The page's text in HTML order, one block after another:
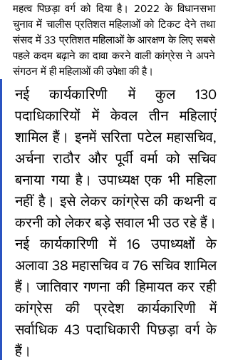
महत्व पिछड़ा वर्ग को दिया है। 2022 के विधानसभा
चुनाव में चालीस प्रतिशत महिलाओं को टिकट देने तथा
संसद में 33 प्रतिशत महिलाओं के आरक्षण के लिए सबसे
पहले कदम बढ़ाने का दावा करने वाली कांग्रेस ने अपने
संगठन में ही महिलाओं की उपेक्षा की है।
नई कार्यकारिणी में कुल 130
पदाधिकारियों में केवल तीन महिलाएं
शामिल हैं। इनमें सरिता पटेल महासचिव,
अर्चना राठौर और पूर्वी वर्मा को सचिव
बनाया गया है। उपाध्यक्ष एक भी महिला
नहीं है। इसे लेकर कांग्रेस की कथनी व
करनी को लेकर बड़े सवाल भी उठ रहे हैं।
नई कार्यकारिणी में 16 उपाध्यक्षों के
अलावा 38 महासचिव व 76 सचिव शामिल
हैं। जातिवार गणना की हिमायत कर रही
कांग्रेस की प्रदेश कार्यकारिणी में
सर्वाधिक 43 पदाधिकारी पिछड़ा वर्ग के
हैं।